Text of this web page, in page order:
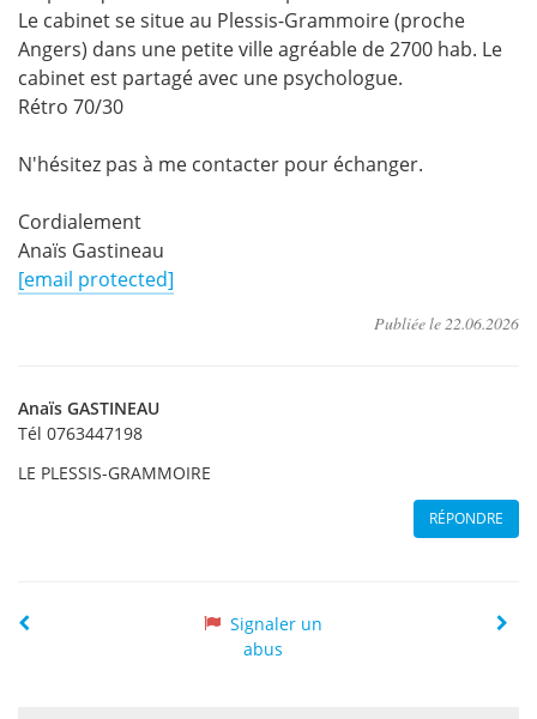
Le cabinet se situe au Plessis-Grammoire (proche
Angers) dans une petite ville agréable de 2700 hab. Le
cabinet est partagé avec une psychologue.
Rétro 70/30
N'hésitez pas à me contacter pour échanger.
Cordialement
Anaïs Gastineau
[email protected]
Publiée le22.06.2026
Anaïs GASTINEAU
Tél 0763447198
LE PLESSIS-GRAMMOIRE
RÉPONDRE
Signaler un
abus